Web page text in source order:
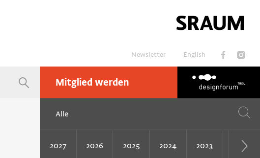
Newsletter English
Mitglied werden
Suchen
Alle
2027 2026 2025 2024 2023 2022